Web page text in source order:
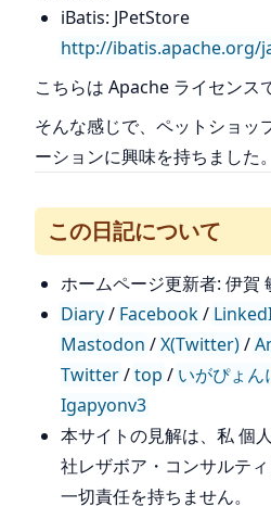
iBatis: JPetStore
http://ibatis.apache.org/
こちらは Apache ライセンス
そんな感じで、ペットショッ
ーションに興味を持ちました。
この日記について
ホームページ更新者: 伊賀
Diary/ Facebook/
Mastodon /X(Twitter)/
Twitter/top / いがぴょん
Igapyonv3
本サイトの見解は、私 個
社レザボア・コンサルテ
一切責任を持ちません。